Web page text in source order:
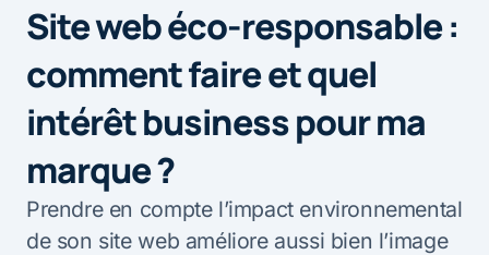
Site web éco-responsable :
comment faire et quel
intérêt business pour ma
marque ?
Prendre en compte l’impact environnemental
de son site web améliore aussi bien l’image